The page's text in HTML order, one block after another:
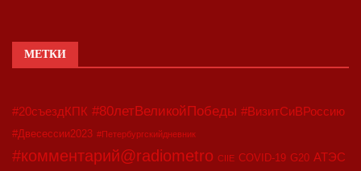
МЕТКИ
#20съездКПК #80летВеликойПобеды #ВизитСиВРоссию
#Двесессии2023 #Петербургскийдневник
#комментарий@radiometro CIIE COVID-19 G20 АТЭС